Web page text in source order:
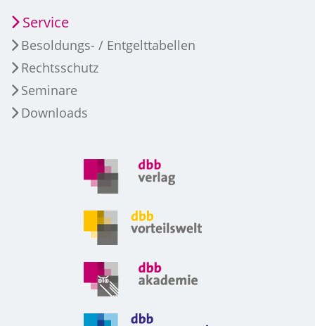
Service
Besoldungs- / Entgelttabellen
Rechtsschutz
Seminare
Downloads